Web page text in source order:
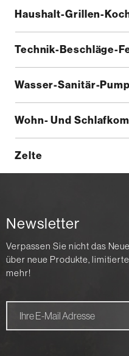
Haushalt-Grillen-
Technik-Beschläge-
Wasser-Sanitär-
Wohn- Und
Zelte
Newsletter
Verpassen Sie nicht das
über neue Produkte,
mehr!